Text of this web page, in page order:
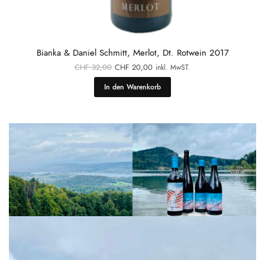
Bianka & Daniel Schmitt, Merlot, Dt. Rotwein 2017
CHF32,00 Ursprünglicher
Preis war:
CHF 32,00
CHF 20,00 Aktueller
Preis ist:
CHF 20,00.
inkl. MwST.
In den Warenkorb